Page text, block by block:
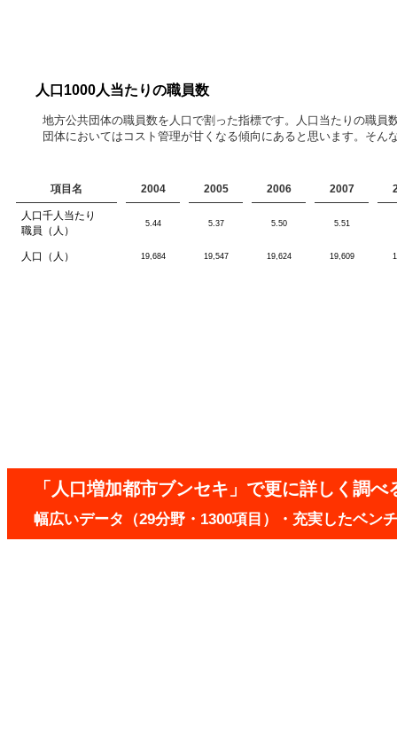
人口1000人当たりの職員数
地方公共団体の職員数を人口で割った指標です。人口当たりの職
団体においてはコスト管理が甘くなる傾向にあると思います。そ
項目名 2004 2005 2006 2007
人口千人当たり
職員（人）
5.44 5.37 5.50 5.51
人口（人） 19,684 19,547 19,624 19,609
「人口増加都市ブンセキ」で更に詳しく調べ
幅広いデータ（29分野・1300項目）・充実したベン